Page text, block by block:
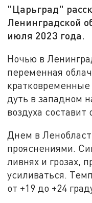
"Царьград"
Ленинградской
июля 2023 года.
Ночью в
переменная
дуть в западном
воздуха составит
Днем в
прояснениями.
ливнях и грозах,
усиливаться.
от +19 до +24